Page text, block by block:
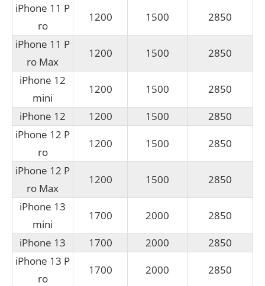
iPhone 11 P
ro
1200 1500
2850
iPhone 11 P
ro Max
1200 1500
2850
iPhone 12
mini
1200 1500
2850
iPhone 12
1200 1500
2850
iPhone 12 P
ro
1200 1500
2850
iPhone 12 P
ro Max
1200 1500
2850
iPhone 13
mini
1700 2000
2850
iPhone 13
1700 2000
2850
iPhone 13 P
ro
1700 2000
2850